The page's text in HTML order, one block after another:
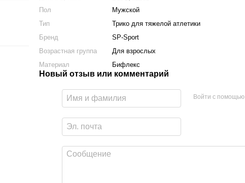
Пол
Мужской
Тип
Трико для тяжелой атлетики
Бренд
SP-Sport
Возрастная группа
Для взрослых
Материал
Бифлекс
Новый отзыв или комментарий
Войти с помощью